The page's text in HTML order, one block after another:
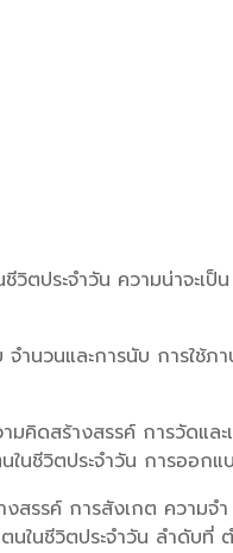
ประจำวัน ความน่าจะเ
ำนวนและการนับ การใช้
คิดสร้างสรรค์ การวัดแล
นชีวิตประจำวัน การออ
รรค์ การสังเกต ความ
ในชีวิตประจำวัน ลำดับ